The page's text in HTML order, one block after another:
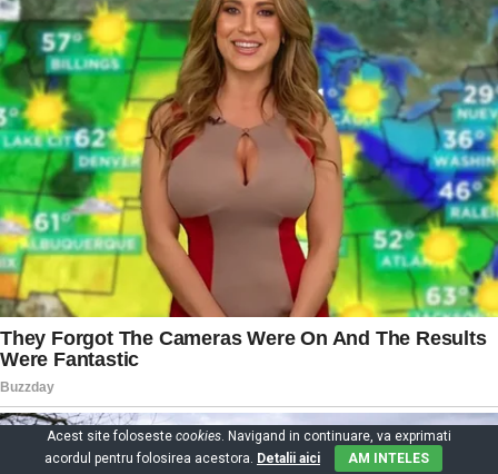
Acest site foloseste cookies. Navigand in continuare, va exprimati
acordul pentru folosirea acestora. Detalii aici AM INTELES